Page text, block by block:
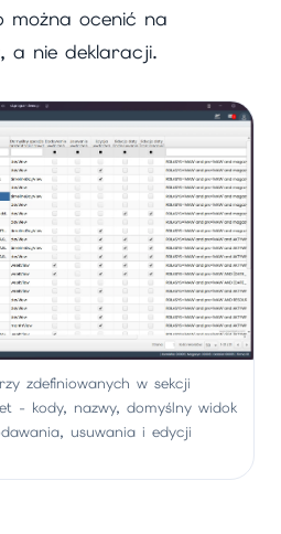
można ocenić na
a nie deklaracji.
zdefiniowanych w sekcji
- kody, nazwy, domyślny widok
usuwania i edycji